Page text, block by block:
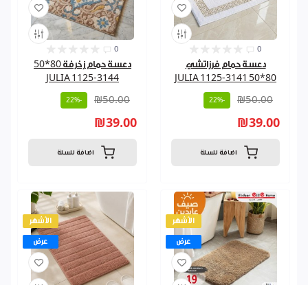
0
دعسة حمام زخرفة 80*50
JULIA 1125-3144
₪50.00
-22%
₪39.00
اضافة للسلة
0
دعسة حمام فرزاتشي
80*50 JULIA 1125-3141
₪50.00
-22%
₪39.00
اضافة للسلة
الأشهر
عرض
الأشهر
عرض